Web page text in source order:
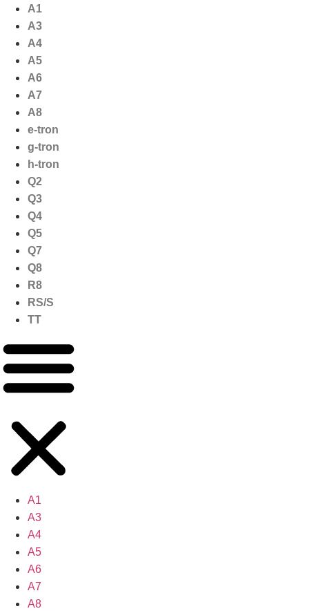
naar
inhoud
A1
A3
A4
A5
A6
A7
A8
e-tron
g-tron
h-tron
Q2
Q3
Q4
Q5
Q7
Q8
R8
RS/S
TT
A1
A3
A4
A5
A6
A7
A8